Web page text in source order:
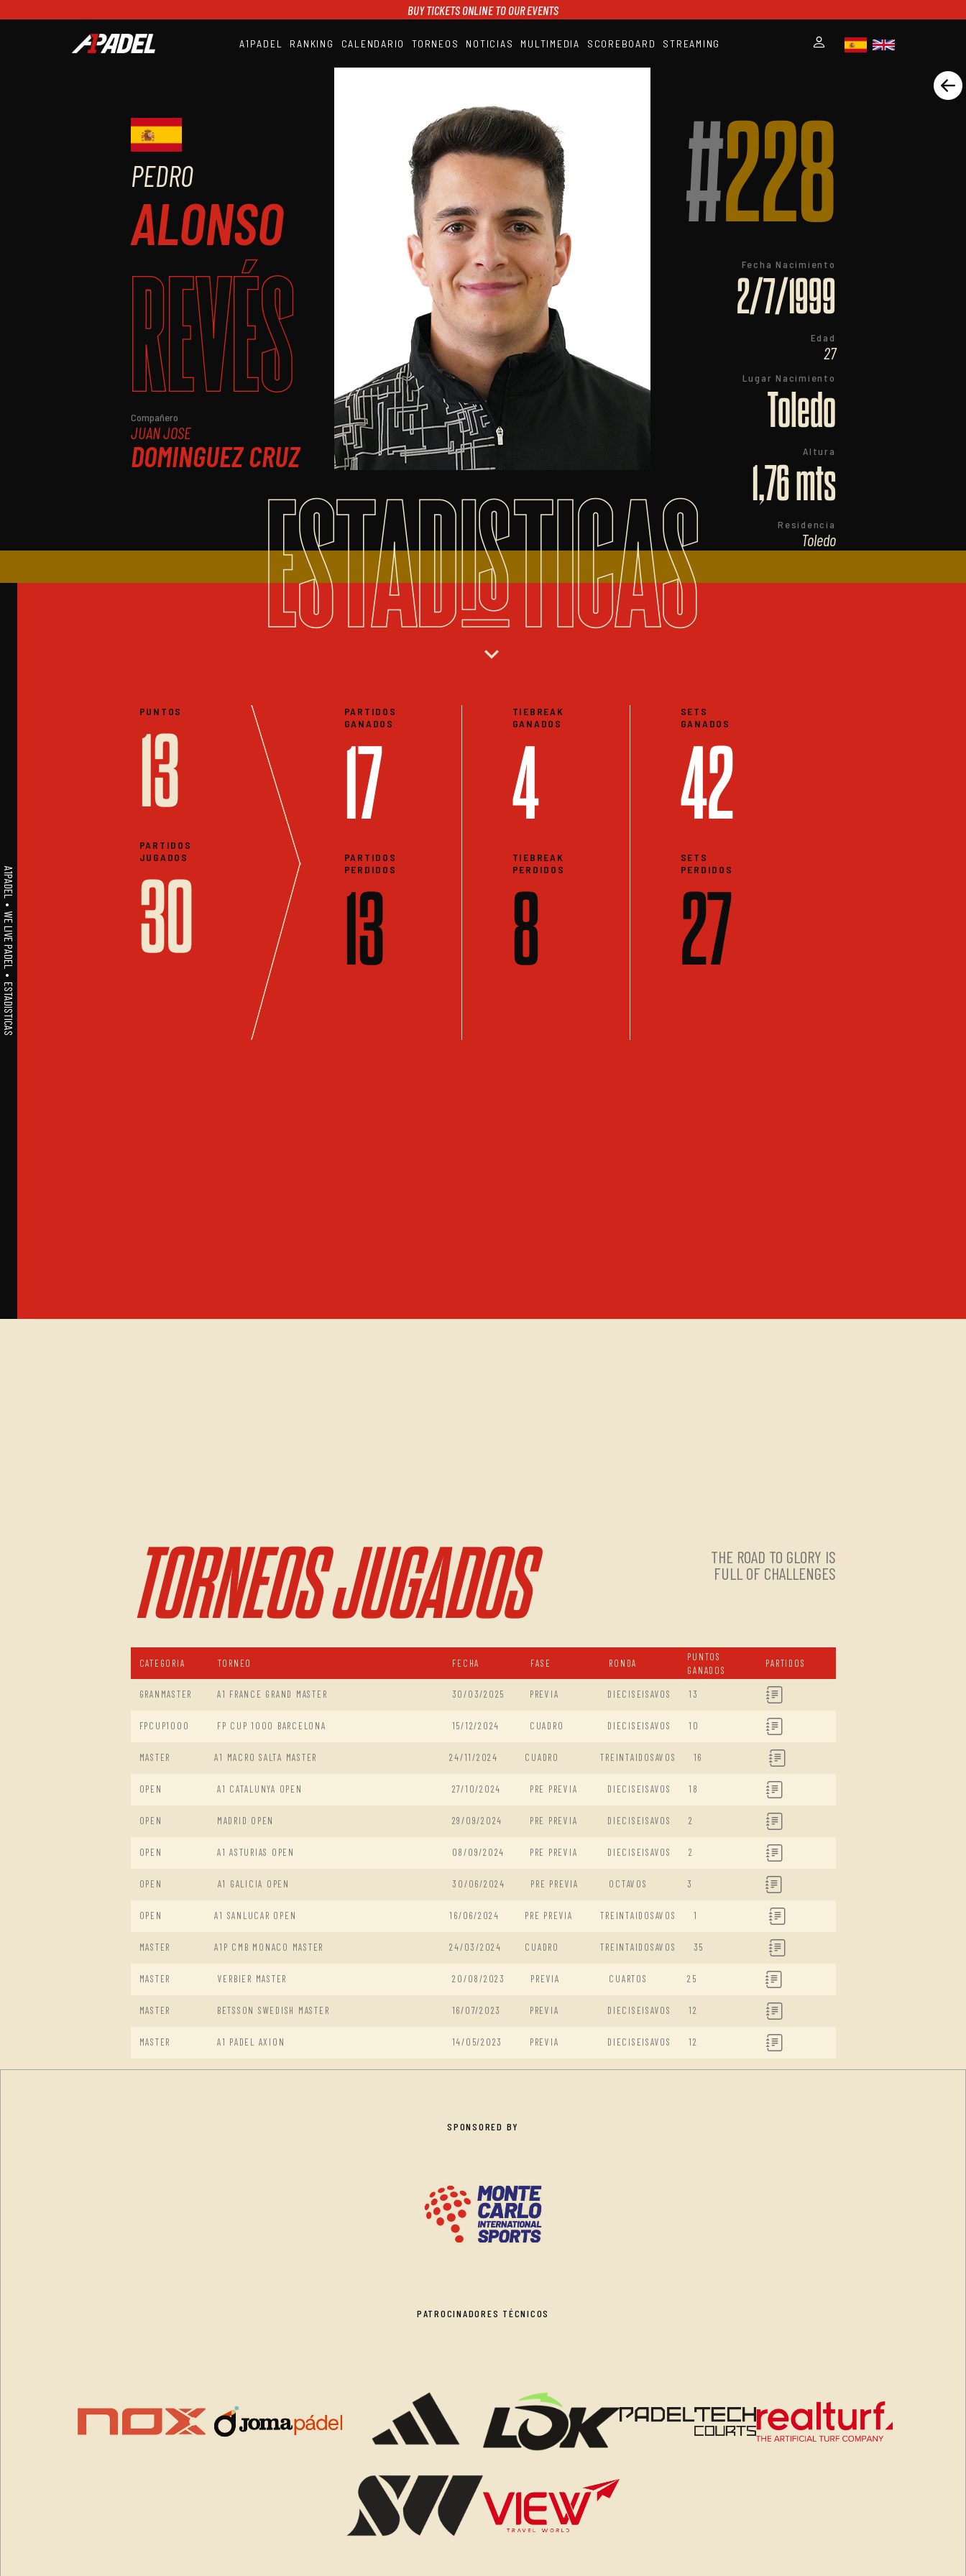
BUY TICKETS ONLINE TO OUR EVENTS
A1PADEL RANKING CALENDARIO TORNEOS NOTICIAS MULTIMEDIA SCOREBOARD STREAMING
TORNEOS
NOTICIAS
MULTIMEDIA
SCOREBOARD
STREAMING
PEDRO
ALONSO
REVÉS
Compañero
JUAN JOSE
DOMINGUEZ CRUZ
#228
Fecha Nacimiento
2/7/1999
Edad
27
Lugar Nacimiento
Toledo
Altura
1,76 mts
Residencia
Toledo
ESTADISTICAS
A1PADEL • WE LIVE PADEL • ESTADISTICAS
expand_more
PUNTOS
13
PARTIDOS
JUGADOS
30
PARTIDOS
GANADOS
17
PARTIDOS
PERDIDOS
13
TIEBREAK
GANADOS
4
TIEBREAK
PERDIDOS
8
SETS
GANADOS
42
SETS
PERDIDOS
27
TORNEOS JUGADOS
THE ROAD TO GLORY IS
FULL OF CHALLENGES
CATEGORIA TORNEO FECHA FASE RONDA
PUNTOS
GANADOS
PARTIDOS
GRANMASTER A1 FRANCE GRAND MASTER 30/03/2025 PREVIA DIECISEISAVOS 13
FPCUP1000 FP CUP 1000 BARCELONA 15/12/2024 CUADRO DIECISEISAVOS 10
MASTER A1 MACRO SALTA MASTER 24/11/2024 CUADRO TREINTAIDOSAVOS 16
OPEN A1 CATALUNYA OPEN 27/10/2024 PRE PREVIA DIECISEISAVOS 18
OPEN MADRID OPEN 29/09/2024 PRE PREVIA DIECISEISAVOS 2
OPEN A1 ASTURIAS OPEN 08/09/2024 PRE PREVIA DIECISEISAVOS 2
OPEN A1 GALICIA OPEN 30/06/2024 PRE PREVIA OCTAVOS 3
OPEN A1 SANLUCAR OPEN 16/06/2024 PRE PREVIA TREINTAIDOSAVOS 1
MASTER A1P CMB MONACO MASTER 24/03/2024 CUADRO TREINTAIDOSAVOS 35
MASTER VERBIER MASTER 20/08/2023 PREVIA CUARTOS 25
MASTER BETSSON SWEDISH MASTER 16/07/2023 PREVIA DIECISEISAVOS 12
MASTER A1 PADEL AXION 14/05/2023 PREVIA DIECISEISAVOS 12
SPONSORED BY
PATROCINADORES TÉCNICOS